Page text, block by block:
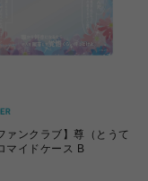
ァンクラブ】尊（とうて
マイドケース B